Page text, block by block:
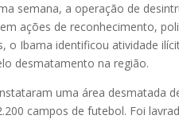
semana, a operação de
ações de reconhecimento,
o Ibama identificou atividade
desmatamento na região.
uma área desmatada
campos de futebol. Foi